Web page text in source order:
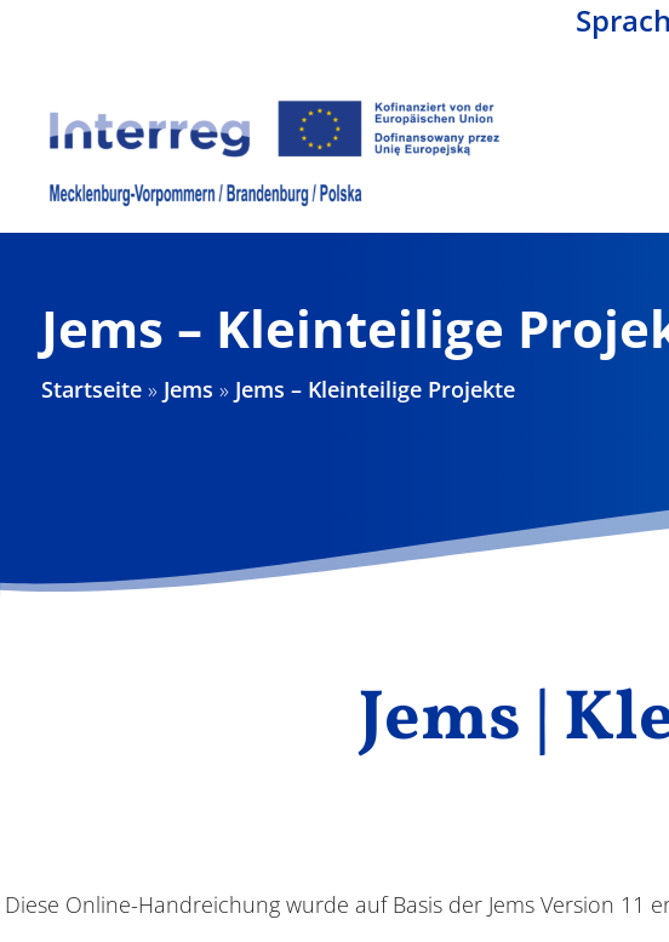
Jems – Kleinteilige
Startseite » Jems » Jems – Kleinteilige Projekte
Jems |
Diese Online-Handreichung wurde auf Basis der Jems Version 11